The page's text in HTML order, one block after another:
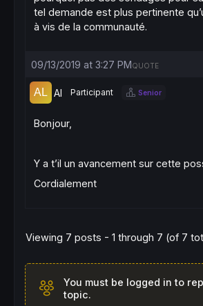
tel demande est plus pertinente
à vis de la communauté.
09/13/2019 at 3:27 PMQUOTE
Al Participant Senior
Bonjour,
Y a t’il un avancement sur cette
Cordialement
Viewing 7 posts - 1 through 7 (of 7
You must be logged in to
topic.